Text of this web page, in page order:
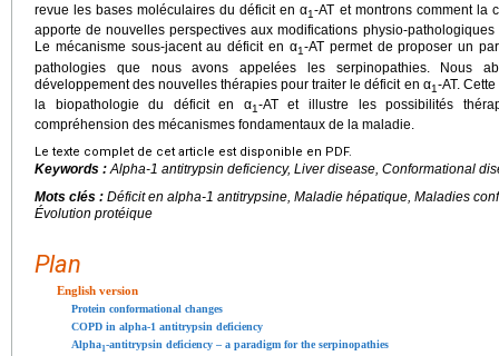
revue les bases moléculaires du déficit en α1-AT et montrons comment la
apporte de nouvelles perspectives aux modifications physio-
Le mécanisme sous-jacent au déficit en α1-AT permet de proposer un
pathologies que nous avons appelées les serpinopathies. Nous
développement des nouvelles thérapies pour traiter le déficit en α1-AT.
la biopathologie du déficit en α1-AT et illustre les possibilités
compréhension des mécanismes fondamentaux de la maladie.
Le texte complet de cet article est disponible en PDF.
Keywords :Alpha-1 antitrypsin deficiency, Liver disease, Conformational
Mots clés : Déficit en alpha-1 antitrypsine, Maladie hépatique, Maladies
Évolution protéique
Plan
English version
Protein conformational changes
COPD in alpha-1 antitrypsin deficiency
Alpha1-antitrypsin deficiency – a paradigm for the serpinopathies